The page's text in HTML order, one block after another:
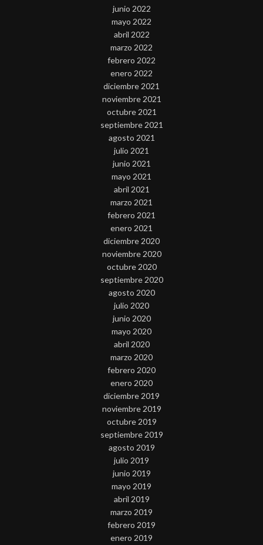
junio 2022
mayo 2022
abril 2022
marzo 2022
febrero 2022
enero 2022
diciembre 2021
noviembre 2021
octubre 2021
septiembre 2021
agosto 2021
julio 2021
junio 2021
mayo 2021
abril 2021
marzo 2021
febrero 2021
enero 2021
diciembre 2020
noviembre 2020
octubre 2020
septiembre 2020
agosto 2020
julio 2020
junio 2020
mayo 2020
abril 2020
marzo 2020
febrero 2020
enero 2020
diciembre 2019
noviembre 2019
octubre 2019
septiembre 2019
agosto 2019
julio 2019
junio 2019
mayo 2019
abril 2019
marzo 2019
febrero 2019
enero 2019